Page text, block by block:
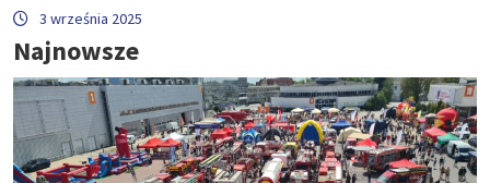
3 września 2025
Najnowsze